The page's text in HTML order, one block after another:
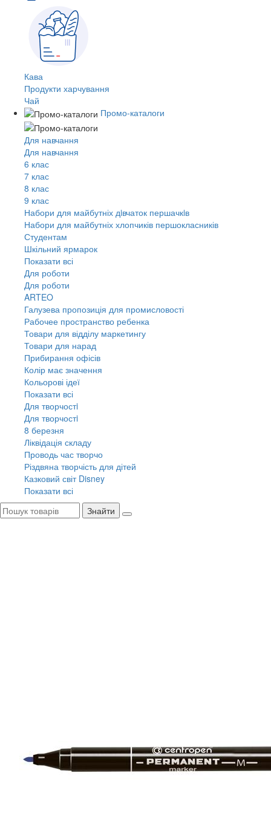
Кава
Продукти харчування
Чай
Промо-каталоги
Для навчання
Для навчання
6 клас
7 клас
8 клас
9 клас
Набори для майбутніх дiвчаток першачкiв
Набори для майбутніх хлопчиків першокласників
Студентам
Шкільний ярмарок
Показати всі
Для роботи
Для роботи
ARTEO
Галузева пропозиція для промисловості
Рабочее пространство ребенка
Товари для відділу маркетингу
Товари для нарад
Прибирання офісів
Колір має значення
Кольорові ідеї
Показати всі
Для творчостi
Для творчостi
8 березня
Ліквідація складу
Проводь час творчо
Різдвяна творчість для дітей
Казковий світ Disney
Показати всі
Знайти